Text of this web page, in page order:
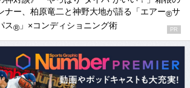
ナー、柏原竜二と神野大地が語る「エアー®サ
ス® 」×コンディショニング術 PR